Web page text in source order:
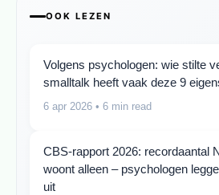
OOK LEZEN
Volgens psychologen: wie stilte
smalltalk heeft vaak deze 9
6 apr 2026 • 6 min read
CBS-rapport 2026: recordaantal
woont alleen – psychologen
uit